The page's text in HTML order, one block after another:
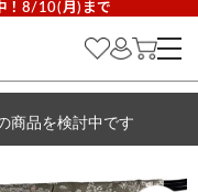
！8/10(月)まで
商品を検討中です